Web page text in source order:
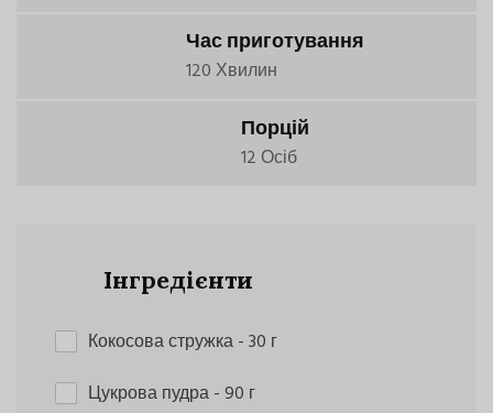
Час приготування
120 Хвилин
Порцій
12 Осіб
Інгредієнти
Кокосова стружка- 30 г
Цукрова пудра- 90 г